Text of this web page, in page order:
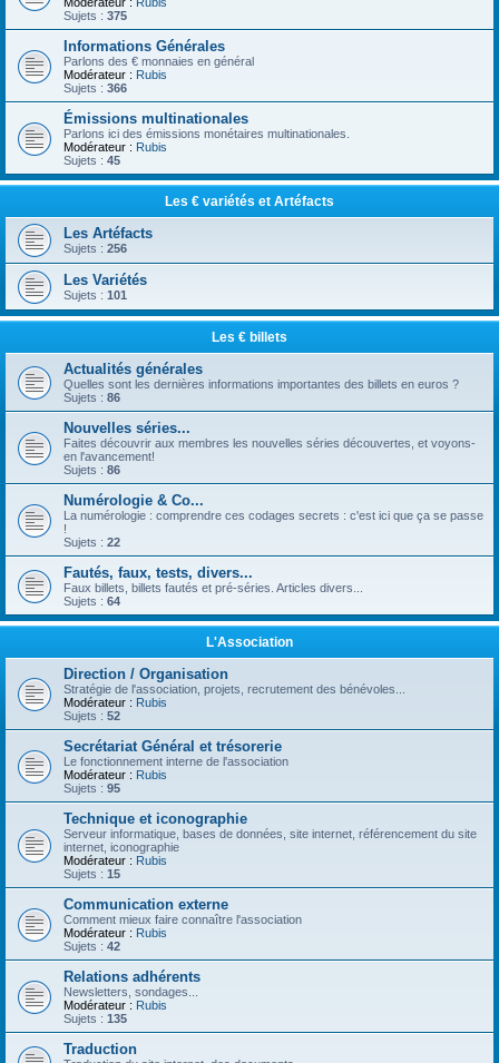
Sujets : 375
Informations Générales
Parlons des € monnaies en général
Modérateur : Rubis
Sujets : 366
Émissions multinationales
Parlons ici des émissions monétaires multinationales.
Modérateur : Rubis
Sujets : 45
Les € variétés et Artéfacts
Les Artéfacts
Sujets : 256
Les Variétés
Sujets : 101
Les € billets
Actualités générales
Quelles sont les dernières informations importantes des billets en euros ?
Sujets : 86
Nouvelles séries...
Faites découvrir aux membres les nouvelles séries découvertes, et voyons-
en l'avancement!
Sujets : 86
Numérologie & Co...
La numérologie : comprendre ces codages secrets : c'est ici que ça se passe
!
Sujets : 22
Fautés, faux, tests, divers...
Faux billets, billets fautés et pré-séries. Articles divers...
Sujets : 64
L'Association
Direction / Organisation
Stratégie de l'association, projets, recrutement des bénévoles...
Modérateur : Rubis
Sujets : 52
Secrétariat Général et trésorerie
Le fonctionnement interne de l'association
Modérateur : Rubis
Sujets : 95
Technique et iconographie
Serveur informatique, bases de données, site internet, référencement du site
internet, iconographie
Modérateur : Rubis
Sujets : 15
Communication externe
Comment mieux faire connaître l'association
Modérateur : Rubis
Sujets : 42
Relations adhérents
Newsletters, sondages...
Modérateur : Rubis
Sujets : 135
Traduction